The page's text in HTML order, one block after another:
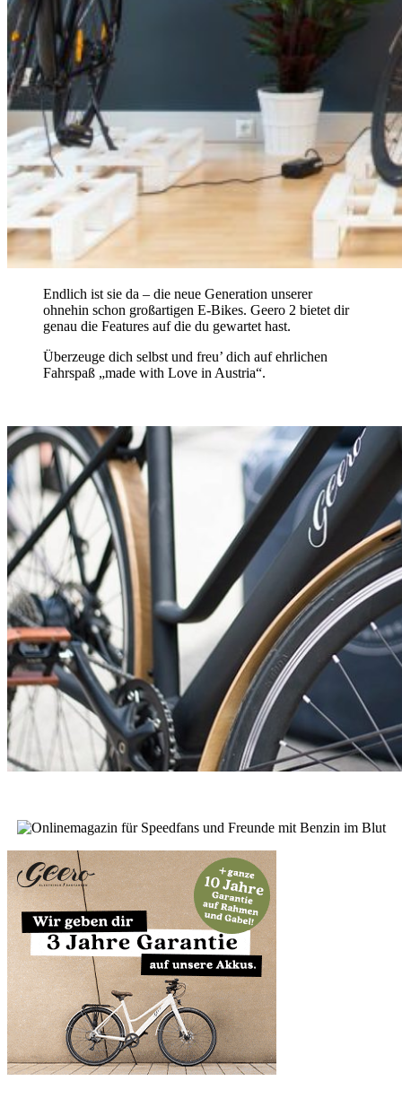
Endlich ist sie da – die neue Generation unserer
ohnehin schon großartigen E-Bikes. Geero 2 bietet dir
genau die Features auf die du gewartet hast.
Überzeuge dich selbst und freu’ dich auf ehrlichen
Fahrspaß „made with Love in Austria“.